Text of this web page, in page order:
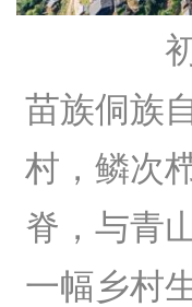
初
苗族侗族
村，鳞次
脊，与青
一幅乡村